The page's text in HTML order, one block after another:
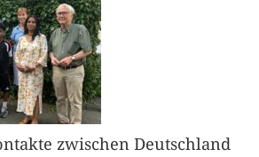
zwischen Deutschland